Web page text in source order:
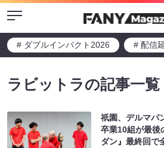
Menu
# ダブルインパクト2026 # 配信
ラビットラの記事一覧
祇園、デルマパ
卒業10組が最後
ダン』最終回で